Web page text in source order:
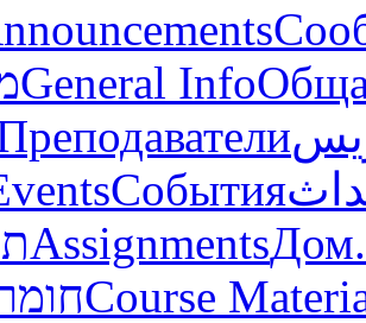
General Info
События
AssignmentsДом.
Course